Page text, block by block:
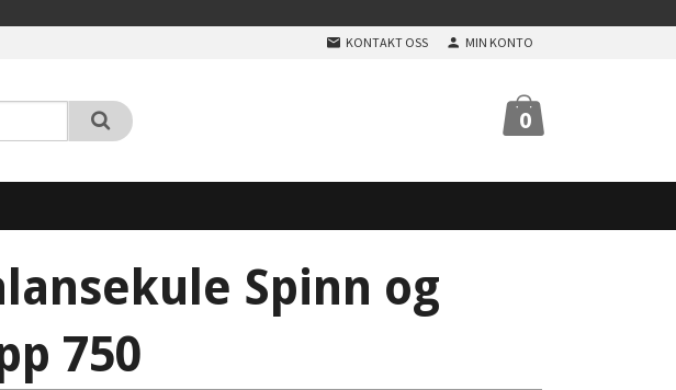
KONTAKT OSS MIN KONTO
0
Spinn og
750